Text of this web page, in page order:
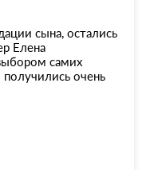
сына, остались
Елена
самих
очень
монтажников
работали,
уровне!!!
при выборе !!!!!!